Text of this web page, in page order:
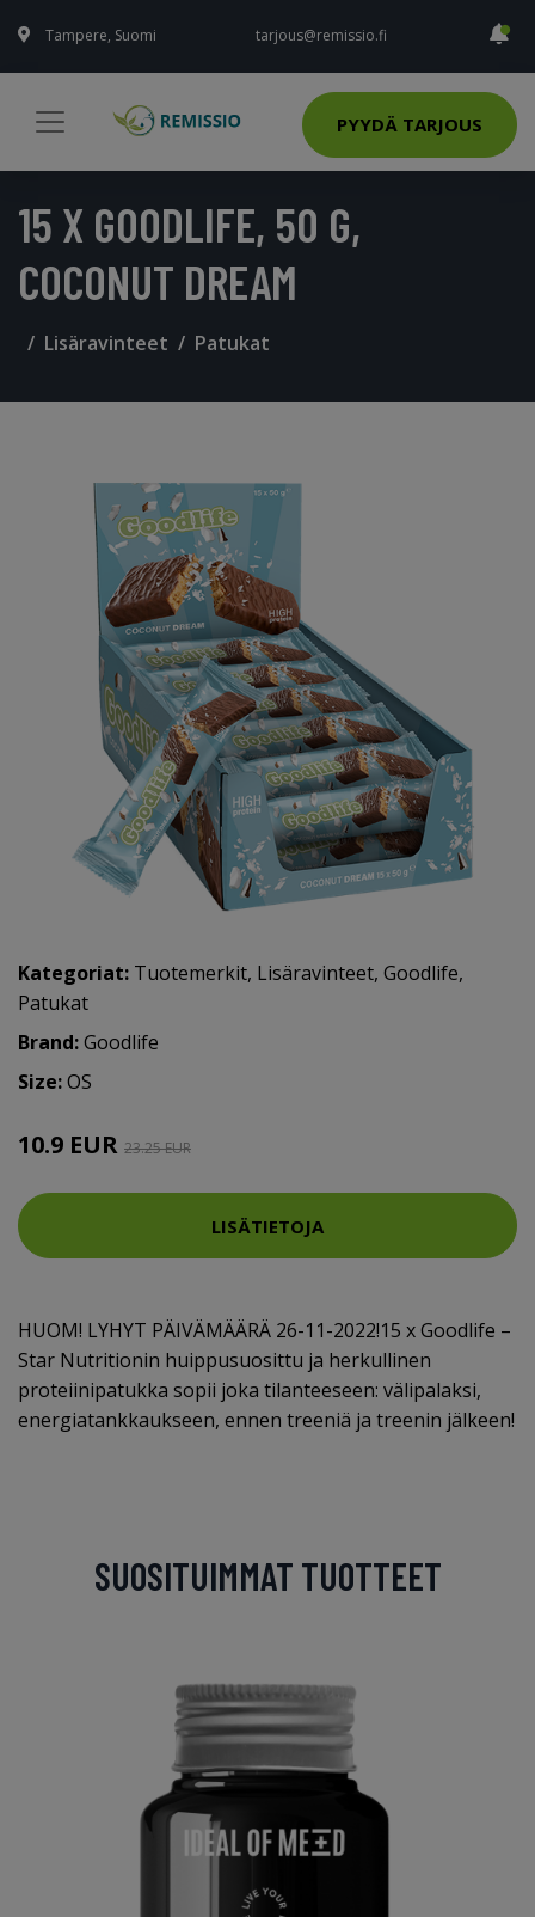
Tampere, Suomi tarjous@remissio.fi
PYYDÄ TARJOUS
15 X GOODLIFE, 50 G,
COCONUT DREAM
Lisäravinteet Patukat
Kategoriat: Tuotemerkit, Lisäravinteet, Goodlife,
Patukat
Brand:Goodlife
Size:OS
10.9 EUR 23.25 EUR
LISÄTIETOJA
HUOM! LYHYT PÄIVÄMÄÄRÄ 26-11-2022!15 x Goodlife –
Star Nutritionin huippusuosittu ja herkullinen
proteiinipatukka sopii joka tilanteeseen: välipalaksi,
energiatankkaukseen, ennen treeniä ja treenin jälkeen!
SUOSITUIMMAT TUOTTEET